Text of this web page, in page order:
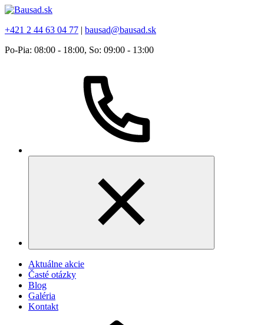
+421 2 44 63 04 77 | bausad@bausad.sk
Po-Pia: 08:00 - 18:00, So: 09:00 - 13:00
Aktuálne akcie
Časté otázky
Blog
Galéria
Kontakt